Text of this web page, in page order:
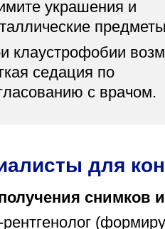
украшения и
клаустрофобии
седация по
с врачом.
для
снимков